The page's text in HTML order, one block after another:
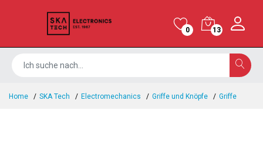
0 13
Home SKA Tech Electromechanics Griffe und Knöpfe Griffe